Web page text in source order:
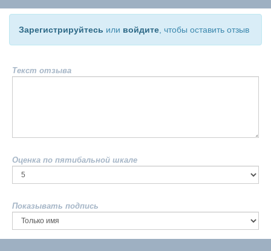
Зарегистрируйтесь или войдите , чтобы оставить отзыв
Текст отзыва
Оценка по пятибальной шкале
Показывать подпись